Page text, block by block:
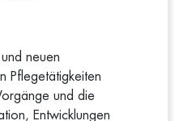
neuen
Pflegetätigkeiten
und die
Entwicklungen